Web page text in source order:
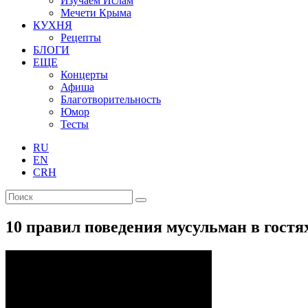
Мечети Крыма
КУХНЯ
Рецепты
БЛОГИ
ЕЩЕ
Концерты
Афиша
Благотворительность
Юмор
Тесты
RU
EN
CRH
10 правил поведения мусульман в